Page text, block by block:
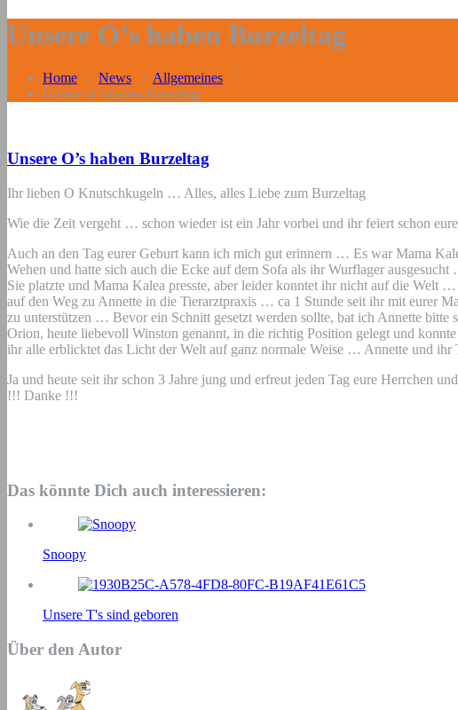
Unsere O’s haben Burzeltag
Home / News / Allgemeines /
Unsere O’s haben Burzeltag
Unsere O’s haben Burzeltag
Ihr lieben O Knutschkugeln … Alles, alles Liebe zum Burzeltag
Wie die Zeit vergeht … schon wieder ist ein Jahr vorbei und ihr feiert schon
Auch an den Tag eurer Geburt kann ich mich gut erinnern … Es war Mama
Wehen und hatte sich auch die Ecke auf dem Sofa als ihr Wurflager
Sie platzte und Mama Kalea presste, aber leider konntet ihr nicht auf die Welt
auf den Weg zu Annette in die Tierarztpraxis … ca 1 Stunde seit ihr mit eurer
zu unterstützen … Bevor ein Schnitt gesetzt werden sollte, bat ich Annette
Orion, heute liebevoll Winston genannt, in die richtig Position gelegt und
ihr alle erblicktet das Licht der Welt auf ganz normale Weise … Annette und
Ja und heute seit ihr schon 3 Jahre jung und erfreut jeden Tag eure Herrchen
!!! Danke !!!
Das könnte Dich auch interessieren:
Snoopy
Unsere T's sind geboren
Über den Autor